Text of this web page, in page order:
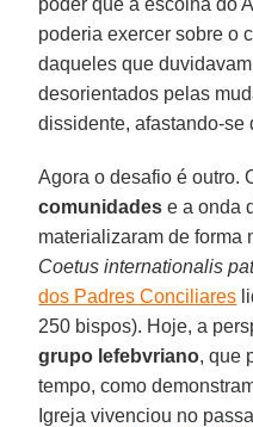
poderia exercer sobre o
daqueles que
desorientados pelas
dissidente, afastando-
Agora o desafio é outro.
comunidades e a onda
materializaram de forma
Coetus internationalis
dos Padres Conciliares
250 bispos). Hoje, a
grupo lefebvriano, que
tempo, como
Igreja vivenciou no